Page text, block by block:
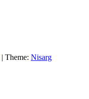
| Theme: Nisarg